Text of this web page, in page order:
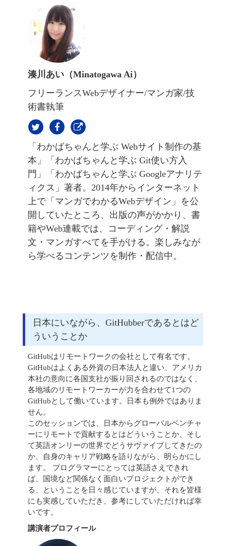
湊川あい（Minatogawa Ai）
フリーランスWebデザイナー/マンガ家/技
術書執筆
「わかばちゃんと学ぶ Webサイト制作の基
本」「わかばちゃんと学ぶ Git使い方入
門」「わかばちゃんと学ぶ Googleアナリテ
ィクス」著者。2014年からインターネット
上で「マンガでわかるWebデザイン」を公
開していたところ、出版の声がかかり、書
籍やWeb連載では、コーディング・解説
文・マンガすべてを手がける。楽しみなが
ら学べるコンテンツを制作・配信中。
日本にいながら、GitHubberであるとはど
ういうことか
GitHubはリモートワークの会社として有名です。
GitHubはよくある外資の日本法人と違い、アメリカ
本社の意向に各国支社が振り回されるのではなく、
各地域のリモートワーカーが力を合わせて1つの
GitHubとして働いています。日本も例外ではありま
せん。
このセッションでは、日本からグローバルベンチャ
ーにリモートで貢献するとはどういうことか、そし
て英語オンリーの世界でどうサヴァイブしてきたの
か、自身のキャリア戦略を語りながら、明らかにし
ます。 プログラマーにとっては英語さえできれ
ば、国境など関係なく面白いプロジェクトができ
る、ということを日々感じていますが、それを皆様
にも実感していただき、参考にしていただければ幸
いです。
講演者プロフィール